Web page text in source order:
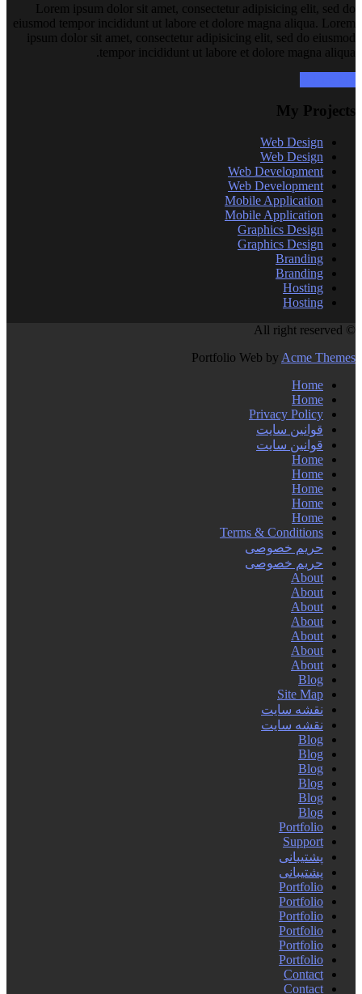
Lorem ipsum dolor sit amet, consectetur adipisicing elit, sed do
eiusmod tempor incididunt ut labore et dolore magna aliqua. Lorem
ipsum dolor sit amet, consectetur adipisicing elit, sed do eiusmod
tempor incididunt ut labore et dolore magna aliqua.
My Projects
Web Design
Web Design
Web Development
Web Development
Mobile Application
Mobile Application
Graphics Design
Graphics Design
Branding
Branding
Hosting
Hosting
© All right reserved
Portfolio Web by Acme Themes
Home
Home
Privacy Policy
قوانین سایت
قوانین سایت
Home
Home
Home
Home
Home
Terms & Conditions
حریم خصوصی
حریم خصوصی
About
About
About
About
About
About
About
Blog
Site Map
نقشه سایت
نقشه سایت
Blog
Blog
Blog
Blog
Blog
Blog
Portfolio
Support
پشتیبانی
پشتیبانی
Portfolio
Portfolio
Portfolio
Portfolio
Portfolio
Portfolio
Contact
Contact